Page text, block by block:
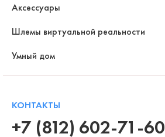
Аксессуары
Шлемы виртуальной реальности
Умный дом
КОНТАКТЫ
+7 (812) 602-71-60